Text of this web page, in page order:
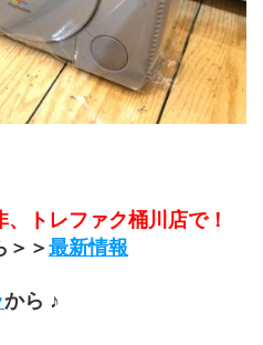
トレファク桶川店で！
＞＞最新情報
から ♪